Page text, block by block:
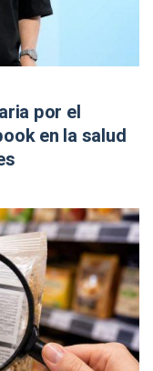
por el
en la salud